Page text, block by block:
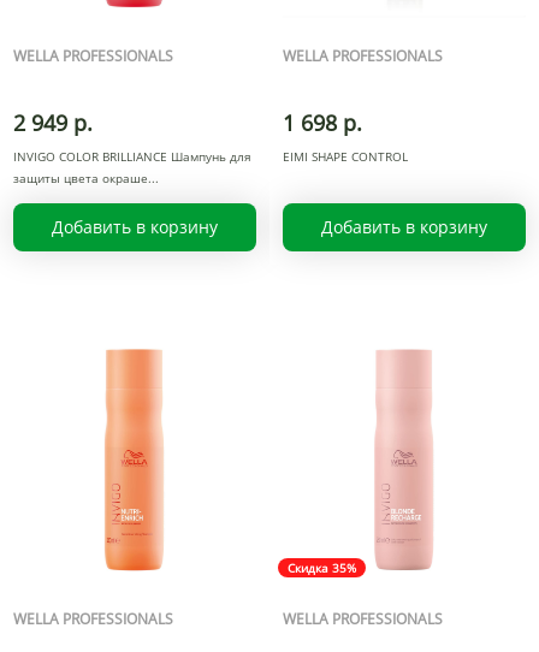
WELLA PROFESSIONALS
2 949 р.
INVIGO COLOR BRILLIANCE Шампунь для
защиты цвета окраше
Добавить в корзину
WELLA PROFESSIONALS
1 698 р.
EIMI SHAPE CONTROL
Добавить в корзину
WELLA PROFESSIONALS
Скидка 35%
WELLA PROFESSIONALS